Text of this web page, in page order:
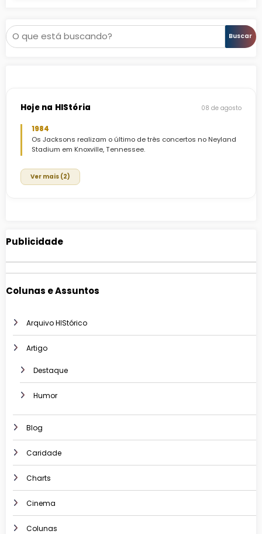
Pesquisar Buscar
Hoje na HIStória 08 de agosto
1984
Os Jacksons realizam o último de três concertos no Neyland
Stadium em Knoxville, Tennessee.
Ver mais (2)
Publicidade
Colunas e Assuntos
Arquivo HIStórico
Artigo
Destaque
Humor
Blog
Caridade
Charts
Cinema
Colunas